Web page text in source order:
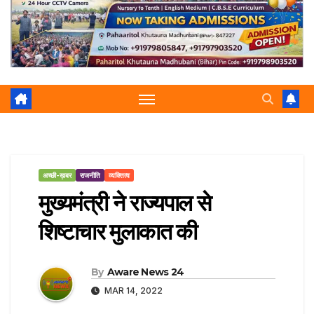
अच्छी-ख़बर राजनीति व्यक्तित्व
मुख्यमंत्री ने राज्यपाल से
शिष्टाचार मुलाकात की
By Aware News 24
MAR 14, 2022
pa
m
e